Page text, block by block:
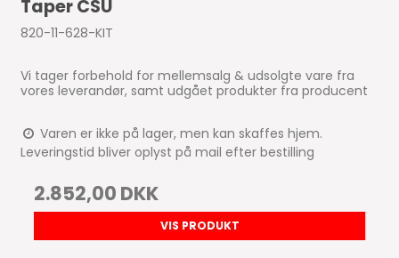
Taper CSU
820-11-628-KIT
Vi tager forbehold for mellemsalg & udsolgte vare fra
vores leverandør, samt udgået produkter fra producent
Varen er ikke på lager, men kan skaffes hjem.
Leveringstid bliver oplyst på mail efter bestilling
2.852,00 DKK
VIS PRODUKT